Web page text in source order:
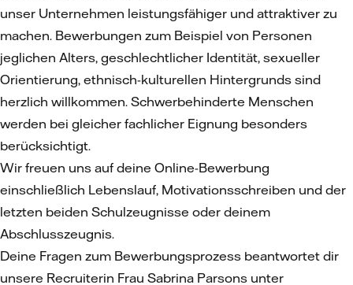
unser Unternehmen leistungsfähiger und attraktiver zu
machen. Bewerbungen zum Beispiel von Personen
jeglichen Alters, geschlechtlicher Identität, sexueller
Orientierung, ethnisch-kulturellen Hintergrunds sind
herzlich willkommen. Schwerbehinderte Menschen
werden bei gleicher fachlicher Eignung besonders
berücksichtigt.
Wir freuen uns auf deine Online-Bewerbung
einschließlich Lebenslauf, Motivationsschreiben und der
letzten beiden Schulzeugnisse oder deinem
Abschlusszeugnis.
Deine Fragen zum Bewerbungsprozess beantwortet dir
unsere Recruiterin Frau Sabrina Parsons unter